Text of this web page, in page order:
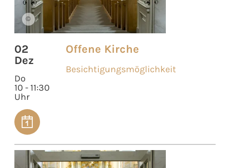
©
02
Dez
Do
10 - 11:30
Uhr
Offene Kirche
Besichtigungsmöglichkeit